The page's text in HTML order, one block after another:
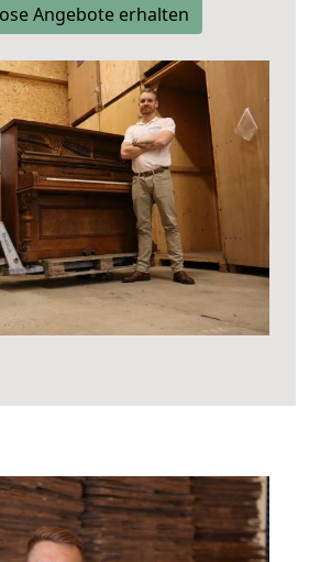
Angebote erhalten